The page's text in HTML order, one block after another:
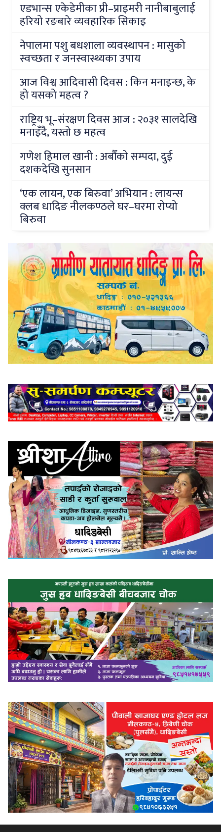
एडभान्स एकेडेमीका प्री–प्राइमरी नानीबाबुलाई
हरियो रङबारे व्यवहारिक सिकाइ
नेपालमा पशु बधशाला व्यवस्थापन : मासुको
स्वच्छता र जनस्वास्थ्यका उपाय
आज विश्व आदिवासी दिवस : किन मनाइन्छ, के
हो यसको महत्व ?
राष्ट्रिय भू–संरक्षण दिवस आज : २०३१ सालदेखि
मनाइँदै, यस्तो छ महत्व
गणेश हिमाल खानी : अर्बौंको सम्पदा, दुई
दशकदेखि सुनसान
‘एक लायन, एक बिरुवा’ अभियान : लायन्स
क्लब धादिङ नीलकण्ठले घर–घरमा रोप्यो
बिरुवा